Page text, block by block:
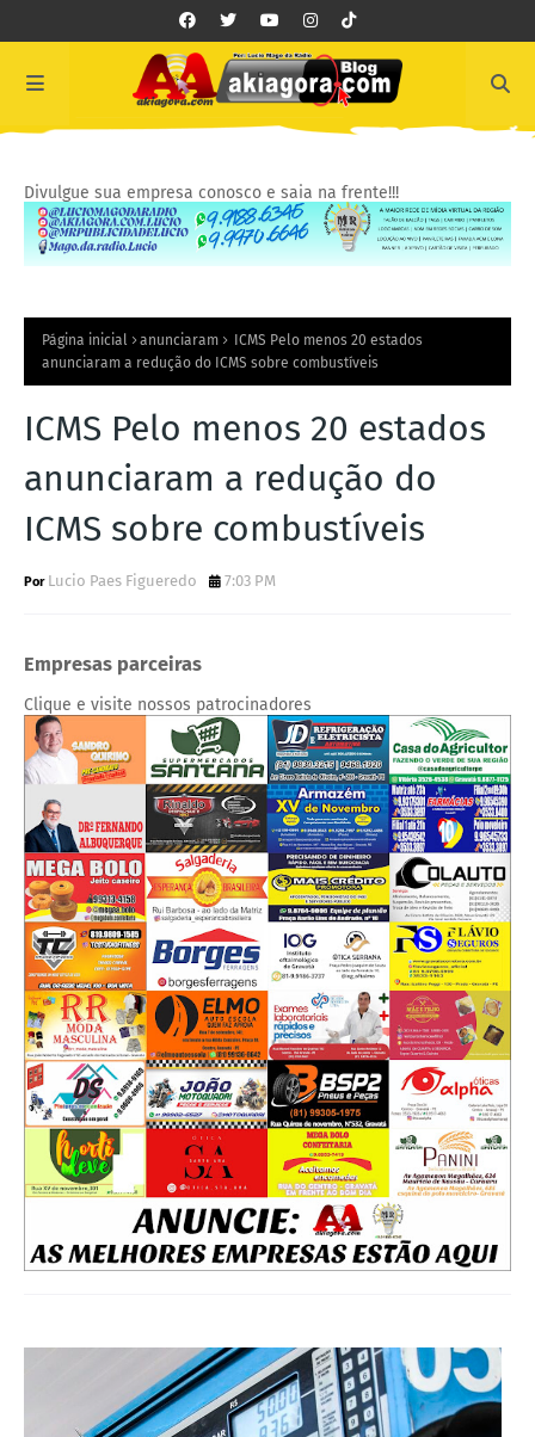
Divulgue sua empresa conosco e saia na frente!!!
Página inicial anunciaram
ICMS Pelo menos 20 estados
anunciaram a redução do ICMS sobre combustíveis
ICMS Pelo menos 20 estados
anunciaram a redução do
ICMS sobre combustíveis
Lucio Paes Figueredo 7:03 PM
Empresas parceiras
Clique e visite nossos patrocinadores